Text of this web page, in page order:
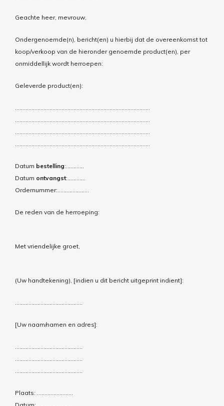
Geachte heer, mevrouw,
Ondergenoemde(n), bericht(en) u hierbij dat de overeenkomst tot
koop/verkoop van de hieronder genoemde product(en), per
onmiddellijk wordt herroepen:
Geleverde product(en):
Datum bestelling:…………
Datum ontvangst:…………
Ordernummer:…………………
De reden van de herroeping:
Met vriendelijke groet,
(Uw handtekening), [indien u dit bericht uitgeprint indient]:
[Uw naam/namen en adres]:
Plaats: ……………………